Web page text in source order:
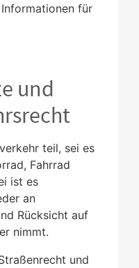
für
und
teil, sei es
Fahrrad
ist es
an
Rücksicht auf
nimmt.
und